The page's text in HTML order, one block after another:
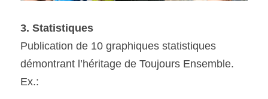
3. Statistiques
Publication de 10 graphiques statistiques
démontrant l’héritage de Toujours Ensemble.
Ex.: